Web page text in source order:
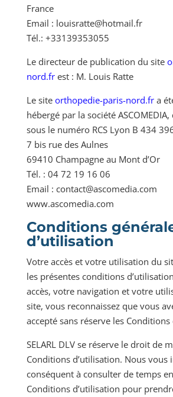
France
Email : louisratte@hotmail.fr
Tél.: +33139353055
Le directeur de publication du site
nord.frest : M. Louis Ratte
Le site orthopedie-paris-nord.fra
hébergé par la société
sous le numéro RCS Lyon B 434
7 bis rue des Aulnes
69410 Champagne au Mont d’Or
Tél. : 04 72 19 16 06
Email : contact@ascomedia.com
www.ascomedia.com
Conditions
d’utilisation
Votre accès et votre utilisation du
les présentes conditions
accès, votre navigation et votre
site, vous reconnaissez que vous
accepté sans réserve les Conditions
SELARL DLV se réserve le droit de
Conditions d’utilisation. Nous vous
conséquent à consulter de temps
Conditions d’utilisation pour